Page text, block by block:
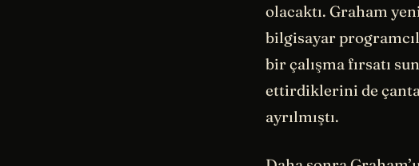
olacaktı. Graham
bilgisayar
bir çalışma fırsatı
ettirdiklerini de
ayrılmıştı.